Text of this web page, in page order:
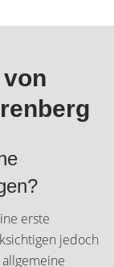
erste
jedoch